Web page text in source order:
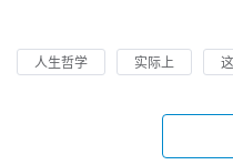
人生哲学 实际上